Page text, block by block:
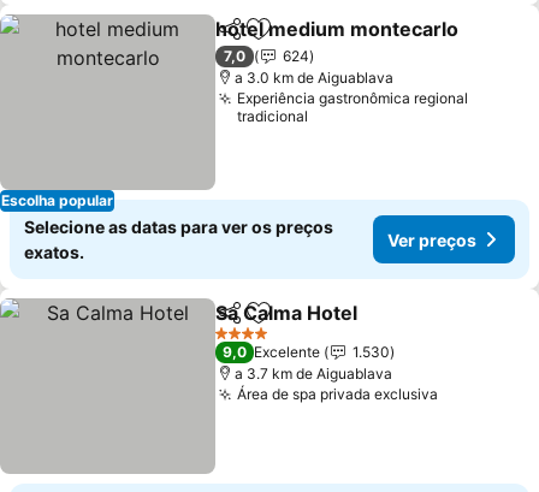
Escolha popular
PartilharAdicionar aos favoritos
hotel medium montecarlo
7,0
624
a 3.0 km de Aiguablava
Experiência gastronômica regional
tradicional
Selecione as datas para ver os preços
exatos.
Ver preços
PartilharAdicionar aos favoritos
Sa Calma Hotel
4 Estrelas
9,0 Excelente
1.530
a 3.7 km de Aiguablava
Área de spa privada exclusiva